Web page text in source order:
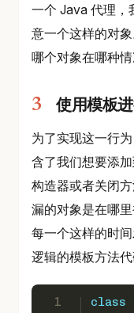
一个 Java 代理，
意一个这样的对
哪个对象在哪种情
使用模板
为了实现这一行
含了我们想要添
构造器或者关闭
漏的对象是在哪
每一个这样的时
逻辑的模板方法
1
class